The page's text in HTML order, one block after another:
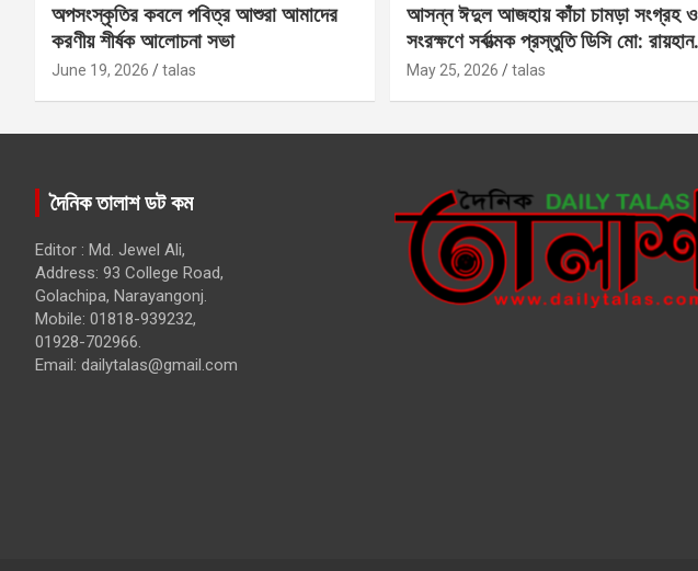
অপসংস্কৃতির কবলে পবিত্র আশুরা আমাদের
করণীয় শীর্ষক আলোচনা সভা
June 19, 2026 talas
আসন্ন ঈদুল আজহায় কাঁচা চামড়া সংগ্রহ ও
সংরক্ষণে সর্বাত্মক প্রস্তুতি ডিসি মো: রায়হান
কবির
May 25, 2026 talas
দৈনিক তালাশ ডট কম
Editor : Md. Jewel Ali,
Address: 93 College Road,
Golachipa, Narayangonj.
Mobile: 01818-939232,
01928-702966.
Email: dailytalas@gmail.com